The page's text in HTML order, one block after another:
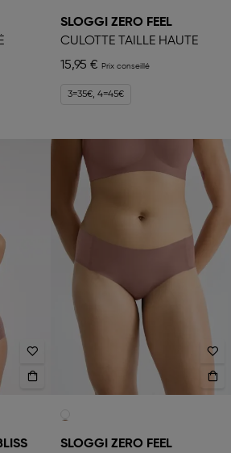
SLOGGI ZERO FEEL
CULOTTE TAILLE HAUTE
15,95 €
3=35€, 4=45€
SLOGGI ZERO FEEL